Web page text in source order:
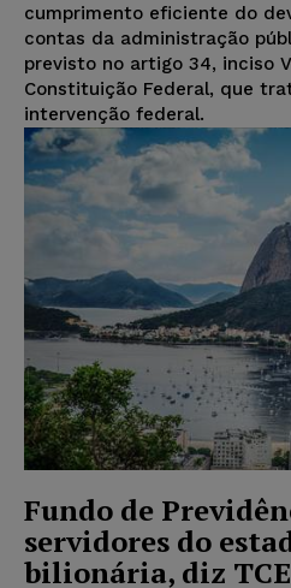
cumprimento eficiente do
contas da administração
previsto no artigo 34, inciso
Constituição Federal, que
intervenção federal.
Fundo de
servidores do
bilionária, diz